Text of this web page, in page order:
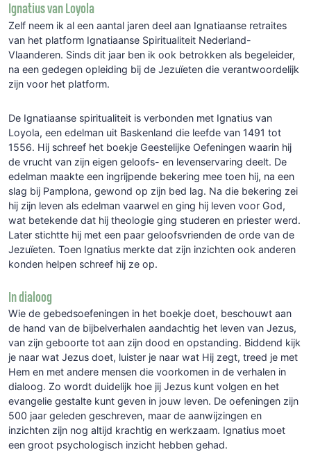
Ignatius van Loyola
Zelf neem ik al een aantal jaren deel aan Ignatiaanse retraites
van het platform Ignatiaanse Spiritualiteit Nederland-
Vlaanderen. Sinds dit jaar ben ik ook betrokken als begeleider,
na een gedegen opleiding bij de Jezuïeten die verantwoordelijk
zijn voor het platform.
De Ignatiaanse spiritualiteit is verbonden met Ignatius van
Loyola, een edelman uit Baskenland die leefde van 1491 tot
1556. Hij schreef het boekje Geestelijke Oefeningen waarin hij
de vrucht van zijn eigen geloofs- en levenservaring deelt. De
edelman maakte een ingrijpende bekering mee toen hij, na een
slag bij Pamplona, gewond op zijn bed lag. Na die bekering zei
hij zijn leven als edelman vaarwel en ging hij leven voor God,
wat betekende dat hij theologie ging studeren en priester werd.
Later stichtte hij met een paar geloofsvrienden de orde van de
Jezuïeten. Toen Ignatius merkte dat zijn inzichten ook anderen
konden helpen schreef hij ze op.
In dialoog
Wie de gebedsoefeningen in het boekje doet, beschouwt aan
de hand van de bijbelverhalen aandachtig het leven van Jezus,
van zijn geboorte tot aan zijn dood en opstanding. Biddend kijk
je naar wat Jezus doet, luister je naar wat Hij zegt, treed je met
Hem en met andere mensen die voorkomen in de verhalen in
dialoog. Zo wordt duidelijk hoe jij Jezus kunt volgen en het
evangelie gestalte kunt geven in jouw leven. De oefeningen zijn
500 jaar geleden geschreven, maar de aanwijzingen en
inzichten zijn nog altijd krachtig en werkzaam. Ignatius moet
een groot psychologisch inzicht hebben gehad.